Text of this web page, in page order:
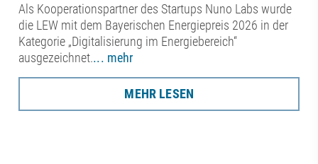
Als Kooperationspartner des Startups Nuno Labs wurde
die LEW mit dem Bayerischen Energiepreis 2026 in der
Kategorie „Digitalisierung im Energiebereich“
ausgezeichnet.... mehr
MEHR LESEN